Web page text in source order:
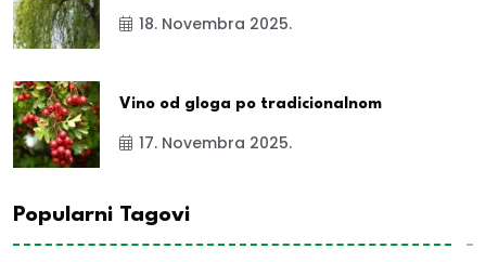
18. Novembra 2025.
Vino od gloga po tradicionalnom
17. Novembra 2025.
Popularni Tagovi